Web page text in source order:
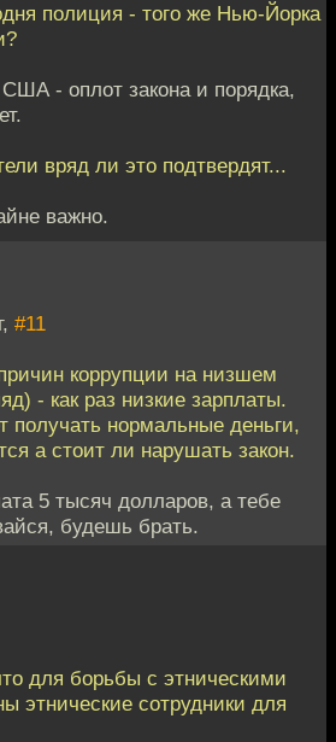
полиция - того же Нью-Йорка
- оплот закона и порядка,
вряд ли это подтвердят...
важно.
#11
коррупции на низшем
- как раз низкие зарплаты.
получать нормальные деньги,
а стоит ли нарушать закон.
5 тысяч долларов, а тебе
будешь брать.
для борьбы с этническими
этнические сотрудники для